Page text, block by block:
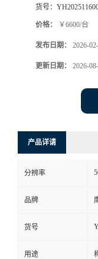
货号：
价格： ￥6600/台
发布日期： 2026-
更新日期： 2026-
产品详请
分辨率
品牌
货号
用途